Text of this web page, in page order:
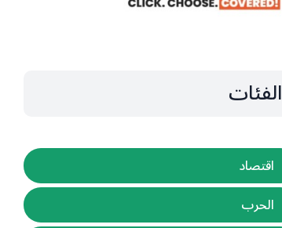
الفئات
اقتصاد
الحرب